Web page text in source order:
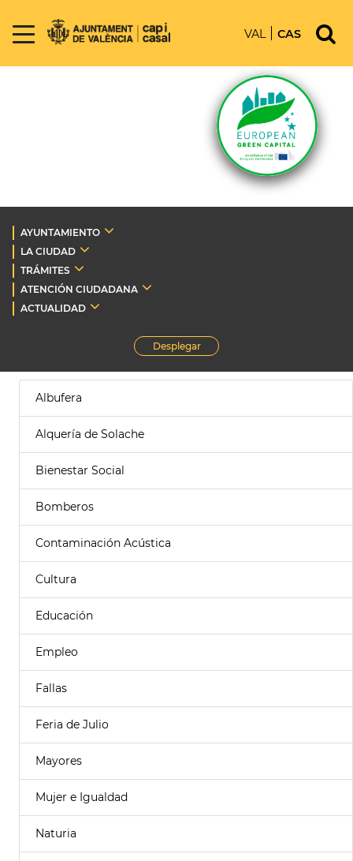
VAL CAS
AYUNTAMIENTO
LA CIUDAD
TRÁMITES
ATENCIÓN CIUDADANA
ACTUALIDAD
Desplegar
Albufera
Alquería de Solache
Bienestar Social
Bomberos
Contaminación Acústica
Cultura
Educación
Empleo
Fallas
Feria de Julio
Mayores
Mujer e Igualdad
Naturia